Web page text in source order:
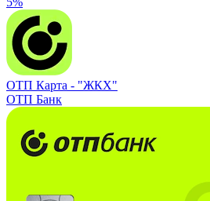
ОТП Карта - "ЖКХ"
ОТП Банк